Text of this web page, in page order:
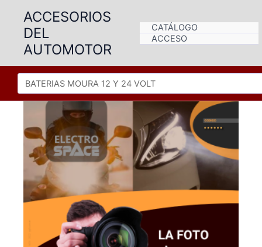
contenido
ACCESORIOS
DEL
AUTOMOTOR
CATÁLOGO
ACCESO